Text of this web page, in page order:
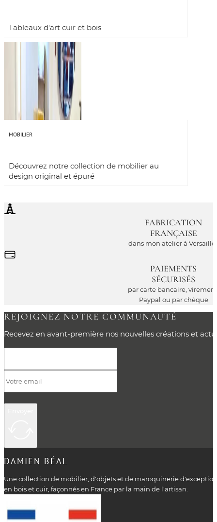
Tableaux d'art cuir et bois
MOBILIER
Découvrez notre collection de mobilier au
design original et épuré
FABRICATION
FRANÇAISE
dans mon atelier à
PAIEMENTS
SÉCURISÉS
par carte bancaire,
Paypal ou par chèque
REJOIGNEZ NOTRE COMMUNAUTÉ
Recevez en avant-première nos nouvelles créations et
DAMIEN BÉAL
Une collection de mobilier, d'objets et de maroquinerie d'exception
en bois et cuir, façonnés en France par la main de l'artisan.